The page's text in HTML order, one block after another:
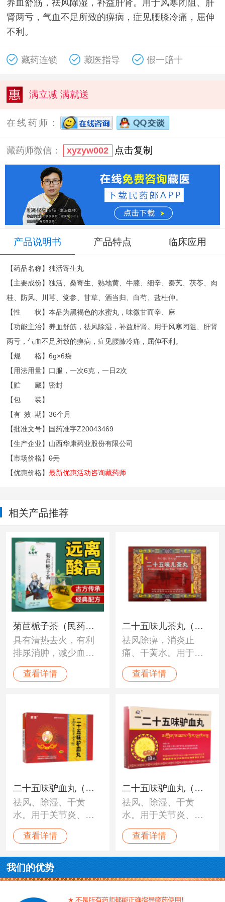
养血舒筋，祛风除湿，补益肝肾。用于风寒闭阻、肝
肾两亏，气血不足所致的痹病，症见腰膝冷痛，屈伸
不利。
藏药连锁 藏医指导 假一赔十
满立减 满就送
在线药师：
藏药师微信： xyzyw002 点击复制
产品说明书 产品特点 临床应用
【药品名称】独活寄生丸
【主要成份】独活、桑寄生、熟地黄、牛膝、细辛、秦艽、茯苓、肉
桂、防风、川芎、党参、甘草、酒当归、白芍、盐杜仲。
【性 状】本品为黑褐色的水蜜丸，味微甘而辛、麻
【功能主治】养血舒筋，祛风除湿，补益肝肾。用于风寒闭阻、肝肾
两亏，气血不足所致的痹病，症见腰膝冷痛，屈伸不利。
【规 格】6g×6袋
【用法用量】口服，一次6克，一日2次
【贮 藏】密封
【包 装】
【有 效 期】36个月
【批准文号】国药准字Z20043469
【生产企业】山西华康药业股份有限公司
【市场价格】0元
【优惠价格】 最新优惠活动咨询藏药师
相关产品推荐
菊苣栀子茶（民药
郎）
具有清热去火，有利
排尿消肿，减少血清
尿酸水准的作用。
查看详情
二十五味儿茶丸（神
猴）
祛风除痹，消炎止
痛、干黄水。用于白
脉病、痛风、风湿性
关节炎，关节肿痛变
查看详情
二十五味驴血丸（圣
珠）
祛风、除湿、干黄
水。用于关节炎、类
风湿性关节炎、痛
风、痹病引起的四肢
形、黄水聚积等。
查看详情
二十五味驴血丸（冈
底斯峰）
祛风、除湿、干黄
水。用于关节炎、类
风湿性关节炎、痛
风、痹病引起的四肢
查看详情
我们的优势